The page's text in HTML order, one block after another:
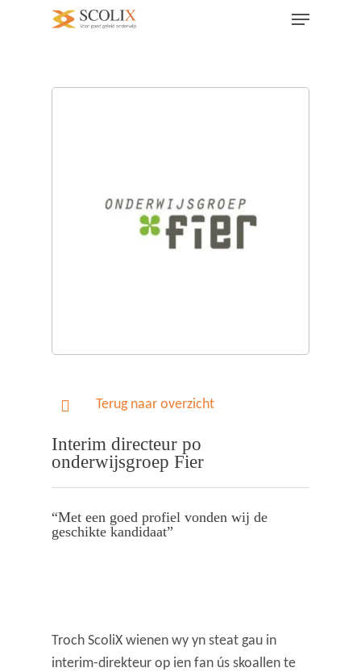
Terug naar overzicht
Interim directeur po
onderwijsgroep Fier
“Met een goed profiel vonden wij de
geschikte kandidaat”
Troch ScoliX wienen wy yn steat gau in
interim-direkteur op ien fan ús skoallen te